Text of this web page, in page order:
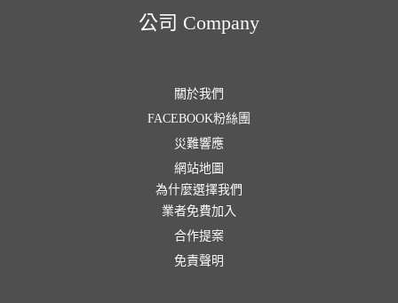
公司 Company
關於我們
FACEBOOK粉絲團
災難響應
網站地圖
為什麼選擇我們
業者免費加入
合作提案
免責聲明